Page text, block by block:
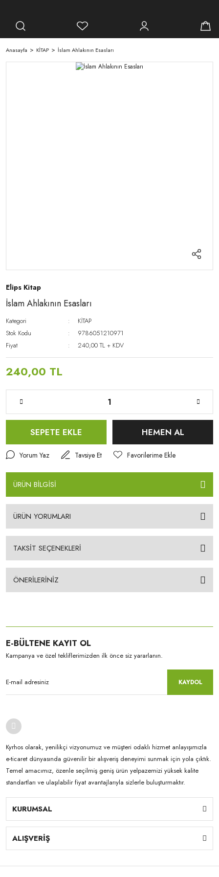
Anasayfa KİTAP İslam Ahlakının Esasları
Elips Kitap
İslam Ahlakının Esasları
Kategori
KİTAP
Stok Kodu
9786051210971
Fiyat
240,00 TL + KDV
240,00 TL
SEPETE EKLE HEMEN AL
Yorum Yaz Tavsiye Et
ÜRÜN BİLGİSİ
ÜRÜN YORUMLARI
TAKSİT SEÇENEKLERİ
ÖNERİLERİNİZ
E-BÜLTENE KAYIT OL
Kampanya ve özel tekliflerimizden ilk önce siz yararlanın.
KAYDOL
Kyrhos olarak, yenilikçi vizyonumuz ve müşteri odaklı hizmet anlayışımızla
e-ticaret dünyasında güvenilir bir alışveriş deneyimi sunmak için yola çıktık.
Temel amacımız, özenle seçilmiş geniş ürün yelpazemizi yüksek kalite
standartları ve ulaşılabilir fiyat avantajlarıyla sizlerle buluşturmaktır.
KURUMSAL
ALIŞVERİŞ